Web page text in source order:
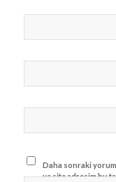
Daha sonraki
ve site adresim bu